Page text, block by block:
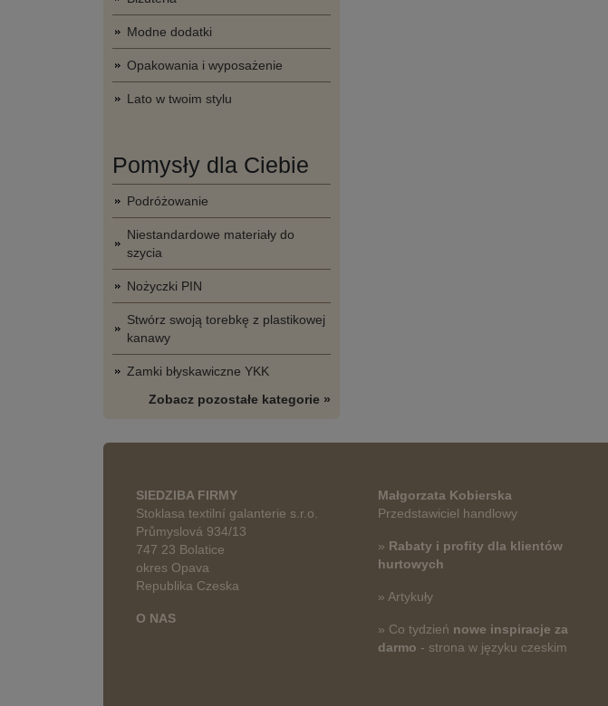
Modne dodatki
Opakowania i wyposażenie
Lato w twoim stylu
Pomysły dla Ciebie
Podróżowanie
Niestandardowe materiały do
szycia
Nożyczki PIN
Stwórz swoją torebkę z plastikowej
kanawy
Zamki błyskawiczne YKK
Zobacz pozostałe kategorie »
SIEDZIBA FIRMY
Stoklasa textilní galanterie s.r.o.
Průmyslová 934/13
747 23 Bolatice
okres Opava
Republika Czeska
O NAS
Małgorzata Kobierska
Przedstawiciel handlowy
» Rabaty i profity dla klientów
hurtowych
» Artykuły
» Co tydzień nowe inspiracje za
darmo - strona w języku czeskim